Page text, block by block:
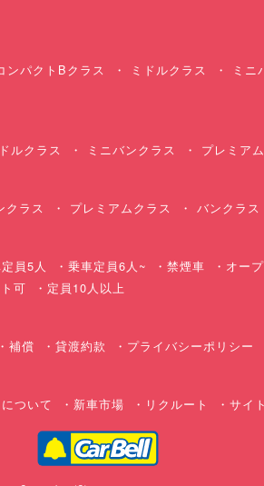
ンパクトBクラス ミドルクラス ミニ
ルクラス ミニバンクラス プレミア
クラス プレミアムクラス バンクラス
員5人 乗車定員6人~ 禁煙車 オー
可 定員10人以上
補償 貸渡約款 プライバシーポリシー
ついて 新車市場 リクルート サイ